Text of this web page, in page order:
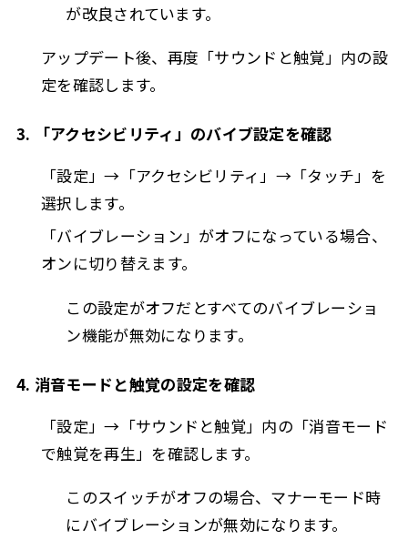
が改良されています。
アップデート後、再度「サウンドと触覚」内の設
定を確認します。
3. 「アクセシビリティ」のバイブ設定を確認
「設定」→「アクセシビリティ」→「タッチ」を
選択します。
「バイブレーション」がオフになっている場合、
オンに切り替えます。
この設定がオフだとすべてのバイブレーショ
ン機能が無効になります。
4. 消音モードと触覚の設定を確認
「設定」→「サウンドと触覚」内の「消音モード
で触覚を再生」を確認します。
このスイッチがオフの場合、マナーモード時
にバイブレーションが無効になります。